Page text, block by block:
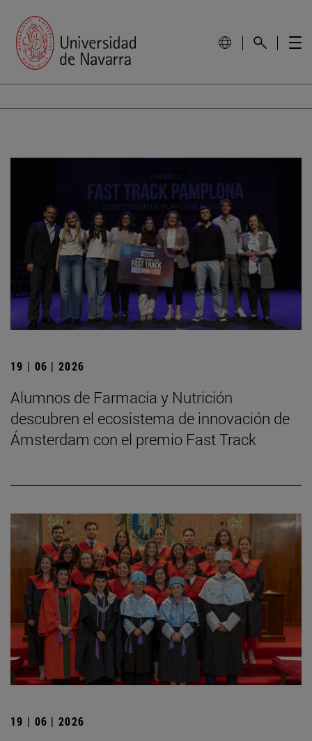
19 | 06 | 2026
Alumnos de Farmacia y Nutrición
descubren el ecosistema de innovación de
Ámsterdam con el premio Fast Track
19 | 06 | 2026